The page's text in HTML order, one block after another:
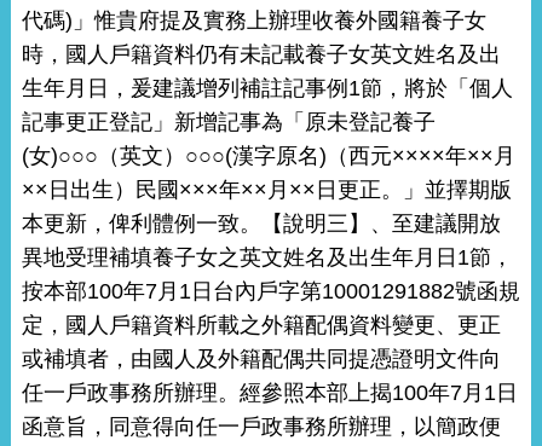
代碼)」惟貴府提及實務上辦理收養外國籍養子女
時，國人戶籍資料仍有未記載養子女英文姓名及出
生年月日，爰建議增列補註記事例1節，將於「個人
記事更正登記」新增記事為「原未登記養子
(女)○○○（英文）○○○(漢字原名)（西元××××年××月
××日出生）民國×××年××月××日更正。」並擇期版
本更新，俾利體例一致。【說明三】、至建議開放
異地受理補填養子女之英文姓名及出生年月日1節，
按本部100年7月1日台內戶字第10001291882號函規
定，國人戶籍資料所載之外籍配偶資料變更、更正
或補填者，由國人及外籍配偶共同提憑證明文件向
任一戶政事務所辦理。經參照本部上揭100年7月1日
函意旨，同意得向任一戶政事務所辦理，以簡政便